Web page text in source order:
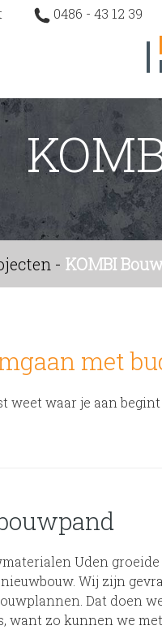
0486 - 43 12 39
- KOMBI
met
weet waar je aan begint
Uden
Wij zijn
Dat doen
want zo kunnen we